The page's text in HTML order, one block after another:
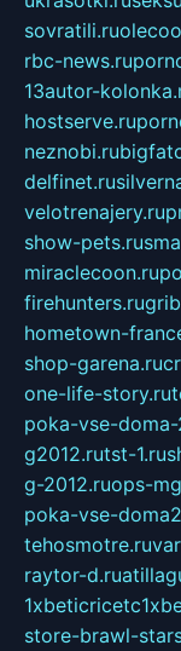
sovratili.ru
rbc-news.ru
13autor-
hostserve.ru
neznobi.ru
delfinet.ru
velotrenajery.ru
show-pets.ru
miraclecoon.ru
firehunters.ru
hometown-
shop-garena.ru
one-life-story.ru
poka-vse-doma-
g2012.rutst-1.ru
g-2012.ruops-
poka-vse-
tehosmotre.ru
raytor-d.ru
store-brawl-